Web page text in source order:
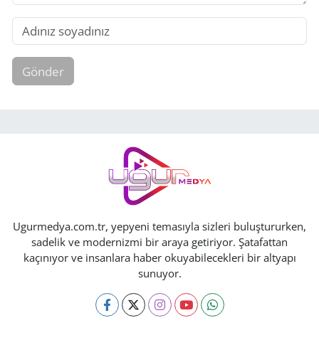
Gönder
Ugurmedya.com.tr, yepyeni temasıyla sizleri buluştururken,
sadelik ve modernizmi bir araya getiriyor. Şatafattan
kaçınıyor ve insanlara haber okuyabilecekleri bir altyapı
sunuyor.